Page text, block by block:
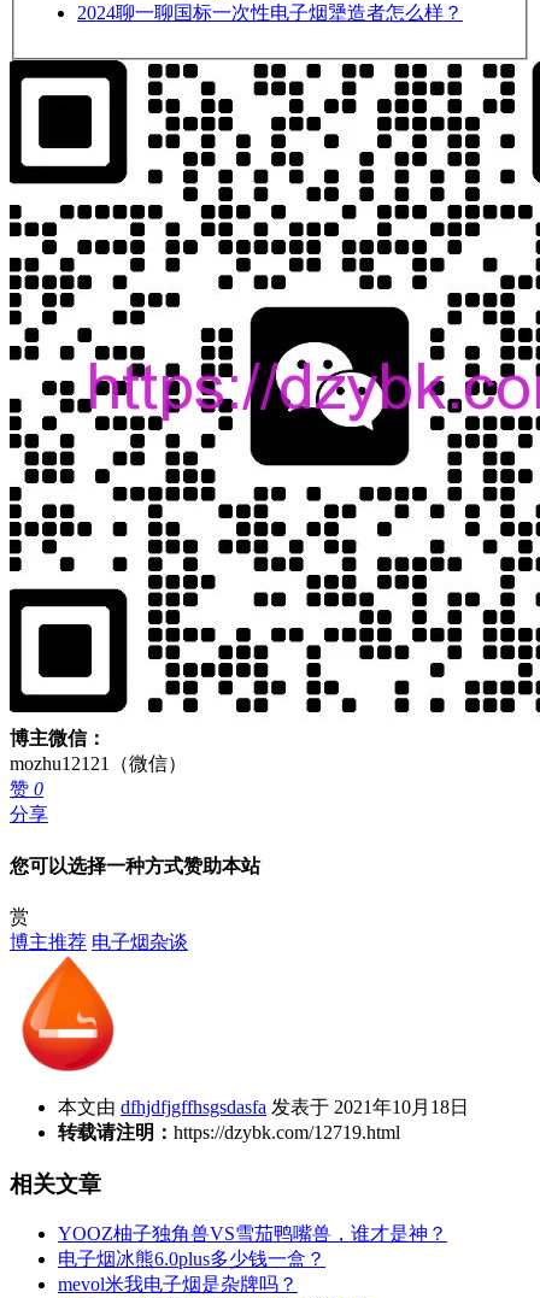
2024聊一聊国标一次性电子烟犟造者怎么样？
博主微信：
mozhu12121（微信）
赞 0
分享
您可以选择一种方式赞助本站
赏
博主推荐 电子烟杂谈
本文由 dfhjdfjgffhsgsdasfa 发表于 2021年10月18日
转载请注明： https://dzybk.com/12719.html
相关文章
YOOZ柚子独角兽VS雪茄鸭嘴兽，谁才是神？
电子烟冰熊6.0plus多少钱一盒？
mevol米我电子烟是杂牌吗？